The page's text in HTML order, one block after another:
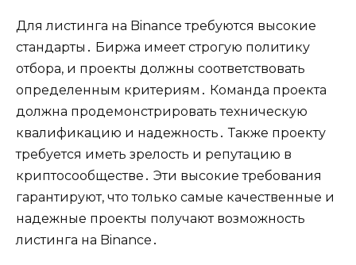
Для листинга на Binance требуются высокие
стандарты․ Биржа имеет строгую политику
отбора‚ и проекты должны соответствовать
определенным критериям․ Команда проекта
должна продемонстрировать техническую
квалификацию и надежность․ Также проекту
требуется иметь зрелость и репутацию в
криптосообществе․ Эти высокие требования
гарантируют‚ что только самые качественные и
надежные проекты получают возможность
листинга на Binance․